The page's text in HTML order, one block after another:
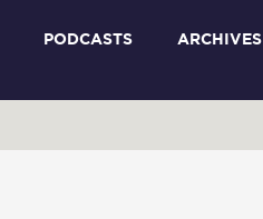
PODCASTS ARCHIVES